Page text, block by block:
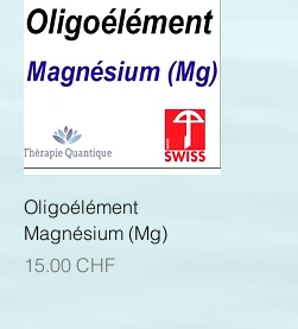
Aperçu rapide
Oligoélément
Magnésium (Mg)
Prix
15.00 CHF